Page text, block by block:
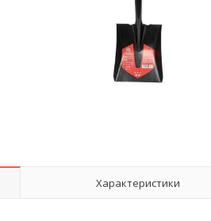
Характеристики